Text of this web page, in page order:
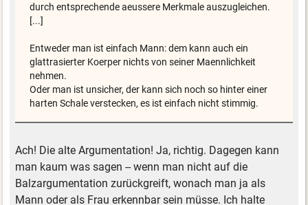
durch entsprechende aeussere Merkmale auszugleichen.
[...]
Entweder man ist einfach Mann: dem kann auch ein
glattrasierter Koerper nichts von seiner Maennlichkeit
nehmen.
Oder man ist unsicher, der kann sich noch so hinter einer
harten Schale verstecken, es ist einfach nicht stimmig.
Ach! Die alte Argumentation! Ja, richtig. Dagegen kann
man kaum was sagen -- wenn man nicht auf die
Balzargumentation zurückgreift, wonach man ja als
Mann oder als Frau erkennbar sein müsse. Ich halte